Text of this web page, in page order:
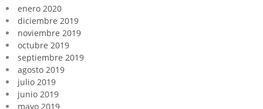
enero 2020
diciembre 2019
noviembre 2019
octubre 2019
septiembre 2019
agosto 2019
julio 2019
junio 2019
mayo 2019